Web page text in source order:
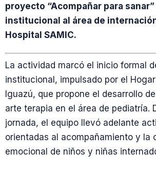
proyecto “Acompañar para
institucional al área de
Hospital SAMIC.
La actividad marcó el inicio formal
institucional, impulsado por el
Iguazú, que propone el desarrollo
arte terapia en el área de pediatría.
jornada, el equipo llevó adelante
orientadas al acompañamiento y la
emocional de niños y niñas